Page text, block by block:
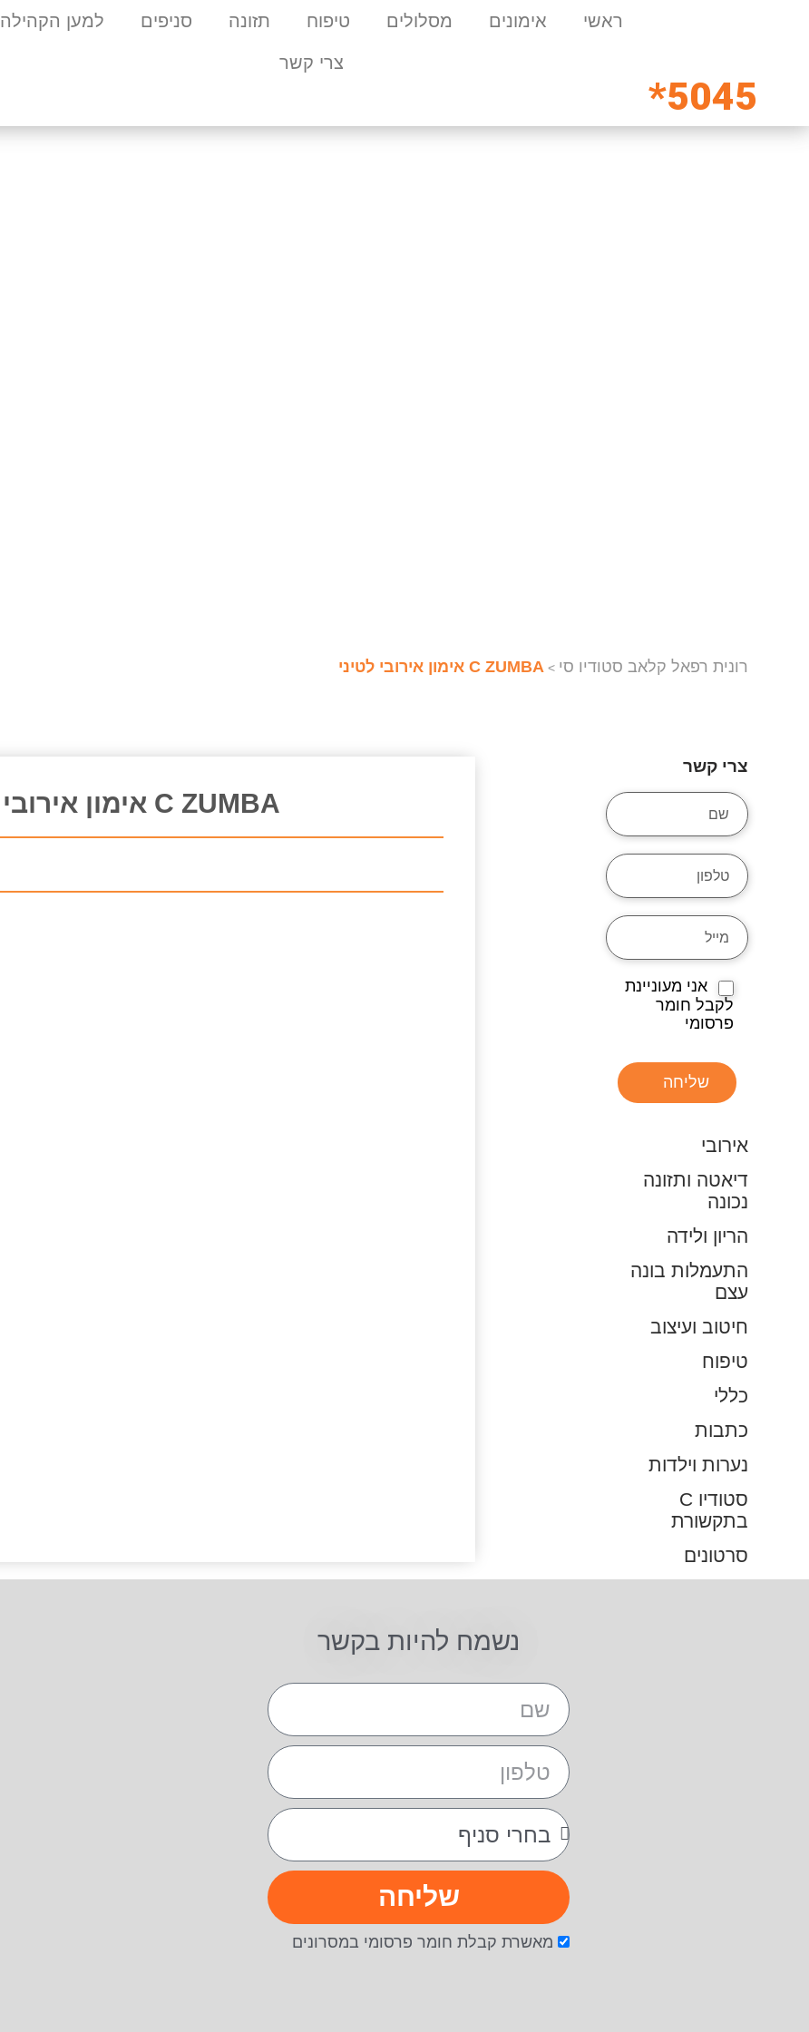
ראשי אימונים מסלולים טיפוח תזונה סניפים למען הקהילה
צרי קשר
5045*
רונית רפאל קלאב סטודיו סי > C ZUMBA אימון אירובי לטיני
צרי קשר
אני מעוניינת
לקבל חומר
פרסומי
שליחה
אירובי
דיאטה ותזונה
נכונה
הריון ולידה
התעמלות בונה
עצם
חיטוב ועיצוב
טיפוח
כללי
כתבות
נערות וילדות
סטודיו C
בתקשורת
סרטונים
C ZUMBA אימון אירובי לטיני
נשמח להיות בקשר
מאשרת קבלת חומר פרסומי במסרונים
שליחה